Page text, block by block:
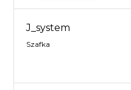
J_system
Szafka